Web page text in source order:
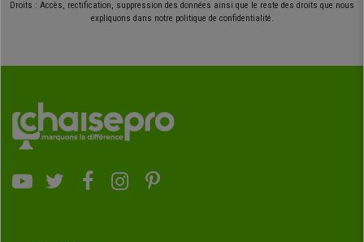
Droits : Accès, rectification, suppression des données ainsi que le reste des droits que nous
expliquons dans notre politique de confidentialité.